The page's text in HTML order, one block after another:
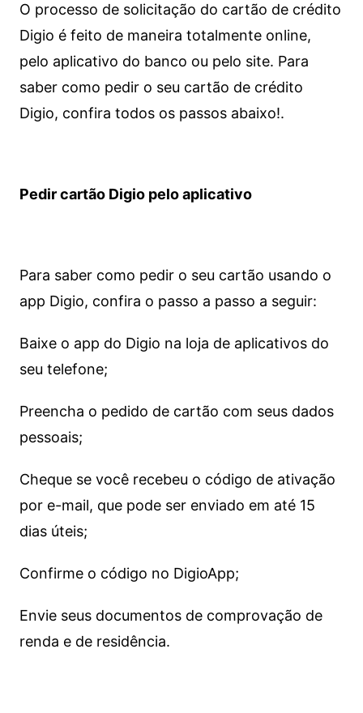
O processo de solicitação do cartão de crédito
Digio é feito de maneira totalmente online,
pelo aplicativo do banco ou pelo site. Para
saber como pedir o seu cartão de crédito
Digio, confira todos os passos abaixo!.
Pedir cartão Digio pelo aplicativo
Para saber como pedir o seu cartão usando o
app Digio, confira o passo a passo a seguir:
Baixe o app do Digio na loja de aplicativos do
seu telefone;
Preencha o pedido de cartão com seus dados
pessoais;
Cheque se você recebeu o código de ativação
por e-mail, que pode ser enviado em até 15
dias úteis;
Confirme o código no DigioApp;
Envie seus documentos de comprovação de
renda e de residência.